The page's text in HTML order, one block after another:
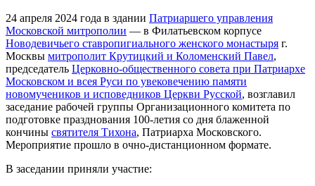
24 апреля 2024 года в здании Патриаршего управления
Московской митрополии — в Филатьевском корпусе
Новодевичьего ставропигиального женского монастыря г.
Москвы митрополит Крутицкий и Коломенский Павел,
председатель Церковно-общественного совета при Патриархе
Московском и всея Руси по увековечению памяти
новомучеников и исповедников Церкви Русской, возглавил
заседание рабочей группы Организационного комитета по
подготовке празднования 100-летия со дня блаженной
кончины святителя Тихона, Патриарха Московского.
Мероприятие прошло в очно-дистанционном формате.
В заседании приняли участие: